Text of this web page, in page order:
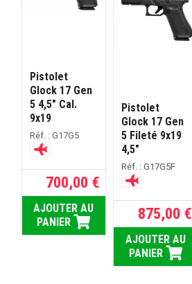
Pistolet
Glock 17 Gen
5 4,5" Cal.
9x19
Réf. : G17G5
700,00 €
AJOUTER AU
PANIER
Pistolet
Glock 17 Gen
5 Fileté 9x19
4,5"
Réf. : G17G5F
875,00 €
AJOUTER AU
PANIER